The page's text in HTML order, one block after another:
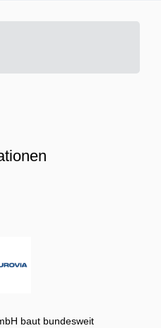
baut bundesweit